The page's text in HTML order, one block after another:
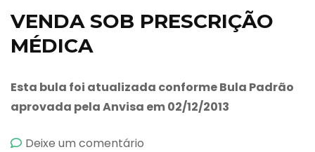
VENDA SOB PRESCRIÇÃO
MÉDICA
Esta bula foi atualizada conforme Bula Padrão
aprovada pela Anvisa em 02/12/2013
Deixe um comentário